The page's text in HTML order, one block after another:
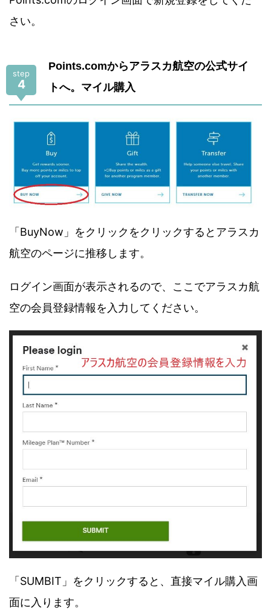
さい。
step
4
Points.comからアラスカ航空の公式サイ
トへ。マイル購入
「BuyNow」をクリックをクリックするとアラスカ
航空のページに推移します。
ログイン画面が表示されるので、ここでアラスカ航
空の会員登録情報を入力してください。
「SUMBIT」をクリックすると、直接マイル購入画
面に入ります。